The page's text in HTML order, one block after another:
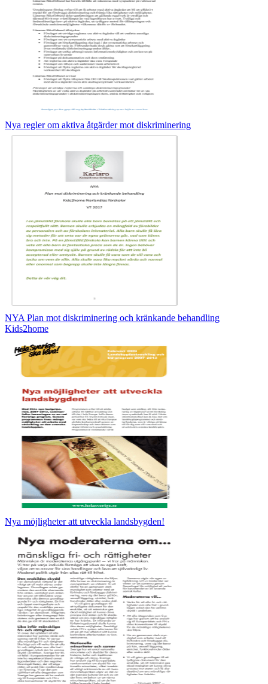
Nya regler om aktiva åtgärder mot diskriminering
NYA Plan mot diskriminering och kränkande behandling
Kids2home
Nya möjligheter att utveckla landsbygden!